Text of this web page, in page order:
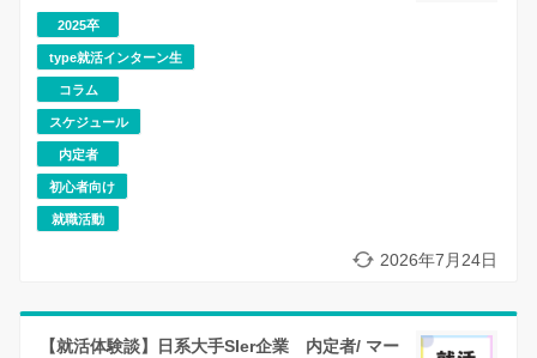
2025卒
type就活インターン生
コラム
スケジュール
内定者
初心者向け
就職活動
2026年7月24日
【就活体験談】日系大手SIer企業 内定者/ マー